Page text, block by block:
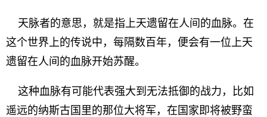
天脉者的意思，就是指上天遗留在人间的血脉。在
这个世界上的传说中，每隔数百年，便会有一位上天
遗留在人间的血脉开始苏醒。
这种血脉有可能代表强大到无法抵御的战力，比如
遥远的纳斯古国里的那位大将军，在国家即将被野蛮